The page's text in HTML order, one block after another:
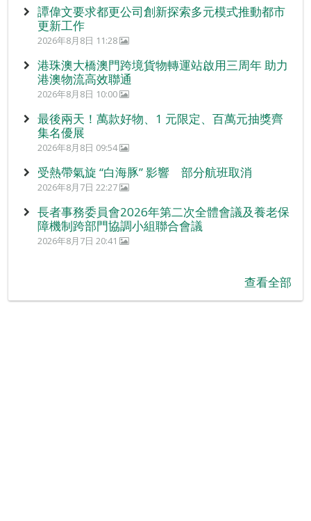
譚偉文要求都更公司創新探索多元模式推動都市
更新工作
2026年8月8日 11:28
港珠澳大橋澳門跨境貨物轉運站啟用三周年 助力
港澳物流高效聯通
2026年8月8日 10:00
最後兩天！萬款好物、1 元限定、百萬元抽獎齊
集名優展
2026年8月8日 09:54
受熱帶氣旋 “白海豚” 影響 部分航班取消
2026年8月7日 22:27
長者事務委員會2026年第二次全體會議及養老保
障機制跨部門協調小組聯合會議
2026年8月7日 20:41
查看全部